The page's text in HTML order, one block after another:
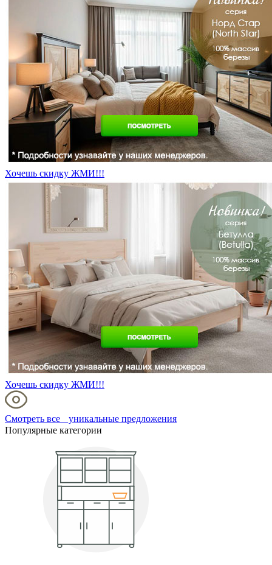
Хочешь скидку ЖМИ!!!
Хочешь скидку ЖМИ!!!
Смотреть все уникальные предложения
Популярные категории